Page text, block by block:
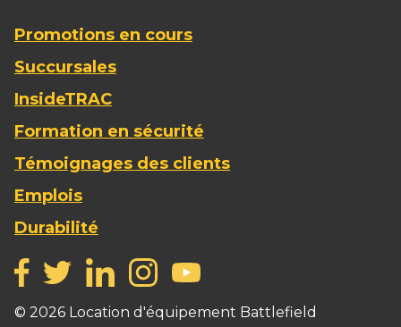
Promotions en cours
Succursales
InsideTRAC
Formation en sécurité
Témoignages des clients
Emplois
Durabilité
© 2026 Location d'équipement Battlefield